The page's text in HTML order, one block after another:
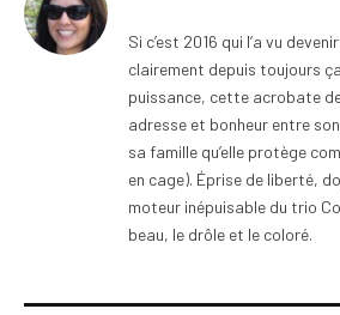
Si c’est 2016 qui l’a vu
clairement depuis toujours
puissance, cette acrobate
adresse et bonheur entre
sa famille qu’elle protège
en cage). Éprise de liberté,
moteur inépuisable du trio
beau, le drôle et le coloré.